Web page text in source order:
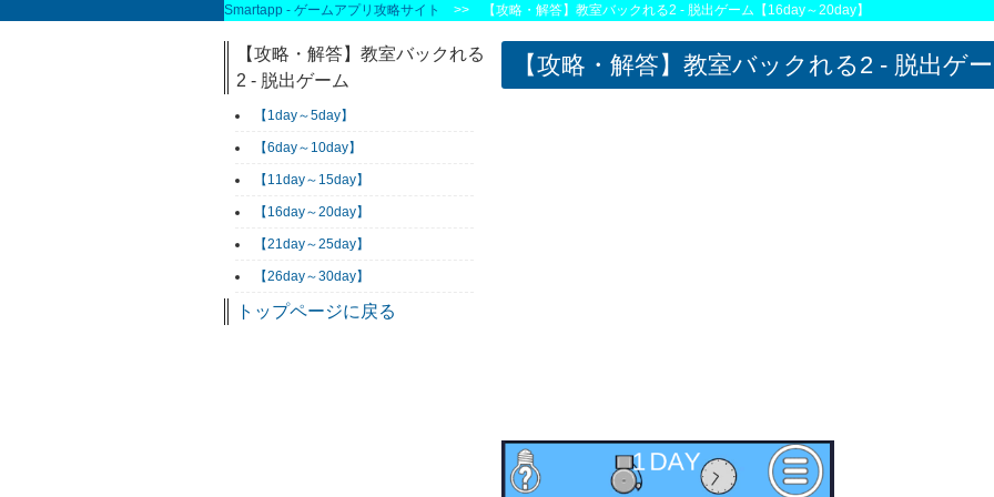
Smartapp - ゲームアプリ攻略サイト >> 【攻略・解答】教室バックれる2 - 脱出ゲーム【16day～20day】
【攻略・解答】教室バックれる2 - 脱出ゲ
【攻略・解答】教室バックれる
2 - 脱出ゲーム
【1day～5day】
【6day～10day】
【11day～15day】
【16day～20day】
【21day～25day】
【26day～30day】
トップページに戻る